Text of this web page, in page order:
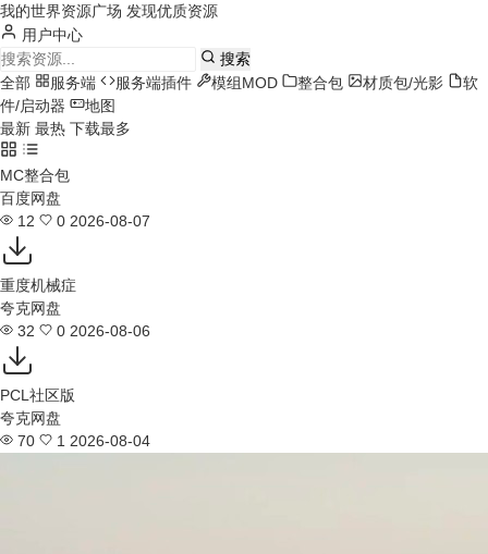
我的世界资源广场 发现优质资源
用户中心
搜索
全部
服务端 服务端插件 模组MOD 整合包 材质包/光影
软
件/启动器
地图
最新 最热 下载最多
MC整合包
百度网盘
12
0 2026-08-07
重度机械症
夸克网盘
32
0 2026-08-06
PCL社区版
夸克网盘
70
1 2026-08-04